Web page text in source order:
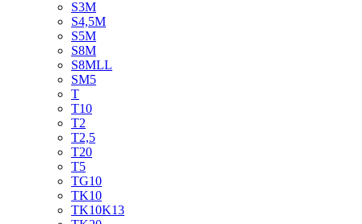
S3M
S4,5M
S5M
S8M
S8MLL
SM5
T
T10
T2
T2,5
T20
T5
TG10
TK10
TK10K13